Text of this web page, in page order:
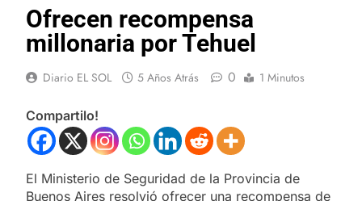
Ofrecen recompensa
millonaria por Tehuel
Diario EL SOL 5 Años Atrás 0 1 Minutos
Compartilo!
El Ministerio de Seguridad de la Provincia de
Buenos Aires resolvió ofrecer una recompensa de